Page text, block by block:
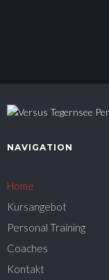
NAVIGATION
Home
Kursangebot
Personal Training
Coaches
Kontakt